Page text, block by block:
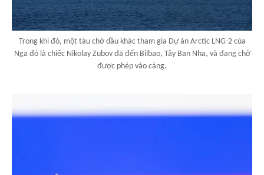
Trong khi đó, một tàu chở dầu khác tham gia Dự án Arctic LNG-2 của
Nga đó là chiếc Nikolay Zubov đã đến Bilbao, Tây Ban Nha, và đang chờ
được phép vào cảng.